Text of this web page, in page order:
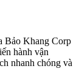
Bảo Khang Corp
hành vận
nhanh chóng và